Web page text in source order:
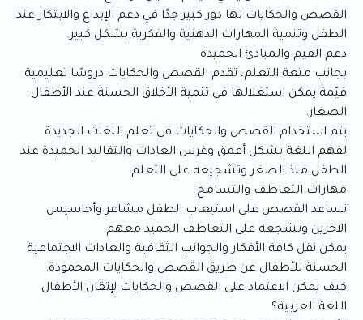
القصص والحكايات لها دور كبير جدًا في دعم الإبداع والابتكار عند
الطفل وتنمية المهارات الذهنية والفكرية بشكل كبير.
دعم القيم والمبادئ الحميدة
بجانب متعة التعلم، تقدم القصص والحكايات دروسًا تعليمية
قيّمة يمكن استغلالها في تنمية الأخلاق الحسنة عند الأطفال
الصغار.
يتم استخدام القصص والحكايات في تعلم اللغات الجديدة
لفهم اللغة بشكل أعمق وغرس العادات والتقاليد الحميدة عند
الطفل منذ الصغر وتشجيعه على التعلم.
مهارات التعاطف والتسامح
تساعد القصص على استيعاب الطفل مشاعر وأحاسيس
الآخرين وتشجعه على التعاطف الحميد معهم.
يمكن نقل كافة الأفكار والجوانب الثقافية والعادات الاجتماعية
الحسنة للأطفال عن طريق القصص والحكايات المحمودة.
كيف يمكن الاعتماد على القصص والحكايات لإتقان الأطفال
اللغة العربية؟